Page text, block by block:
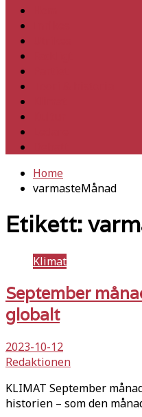
Home
varmasteMånad
Etikett:
Klimat
September
globalt
2023-10-12
Redaktionen
KLIMAT September
historien – som den